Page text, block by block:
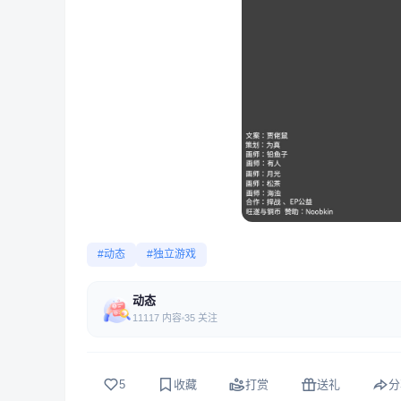
#动态 #独立游戏
动态
11117 内容 35 关注
5 收藏 打赏 送礼